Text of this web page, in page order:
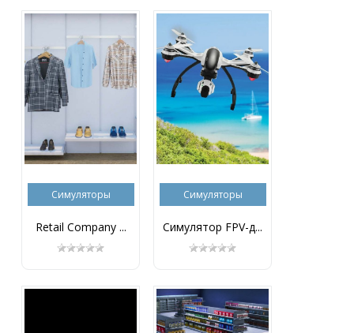
Симуляторы
Retail Company ...
Симуляторы
Симулятор FPV-д...